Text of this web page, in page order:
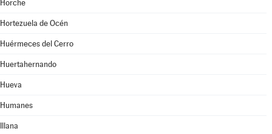
Horche
Hortezuela de Océn
Huérmeces del Cerro
Huertahernando
Hueva
Humanes
Illana